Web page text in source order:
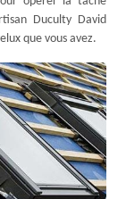
Duculty David
que vous avez.